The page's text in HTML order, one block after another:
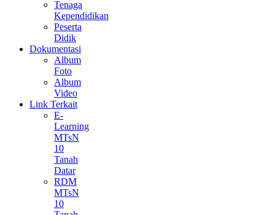
Tenaga
Kependidikan
Peserta
Didik
Dokumentasi
Album
Foto
Album
Video
Link Terkait
E-
Learning
MTsN
10
Tanah
Datar
RDM
MTsN
10